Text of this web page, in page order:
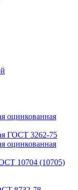
оцинкованная
ГОСТ 3262-75
оцинкованная
10704 (10705)